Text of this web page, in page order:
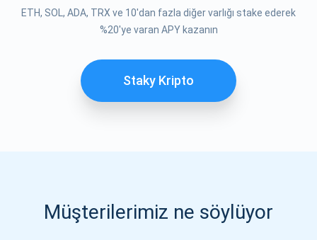
ETH, SOL, ADA, TRX ve 10'dan fazla diğer varlığı stake ederek
%20'ye varan APY kazanın
Staky Kripto
Müşterilerimiz ne söylüyor
ABONE OL